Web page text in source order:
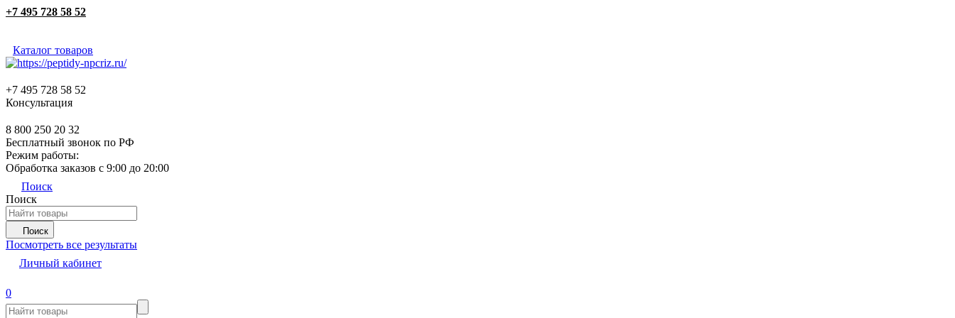
+7 495 728 58 52
Каталог товаров
+7 495 728 58 52
Консультация
8 800 250 20 32
Бесплатный звонок по РФ
Режим работы:
Обработка заказов с 9:00 до 20:00
Поиск
Поиск
Поиск
Посмотреть все результаты
Личный кабинет
0